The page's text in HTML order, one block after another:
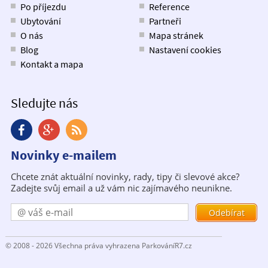
Po příjezdu
Ubytování
O nás
Blog
Kontakt a mapa
Reference
Partneři
Mapa stránek
Nastavení cookies
Sledujte nás
Novinky e-mailem
Chcete znát aktuální novinky, rady, tipy či slevové akce?
Zadejte svůj email a už vám nic zajímavého neunikne.
© 2008 - 2026 Všechna práva vyhrazena ParkováníR7.cz